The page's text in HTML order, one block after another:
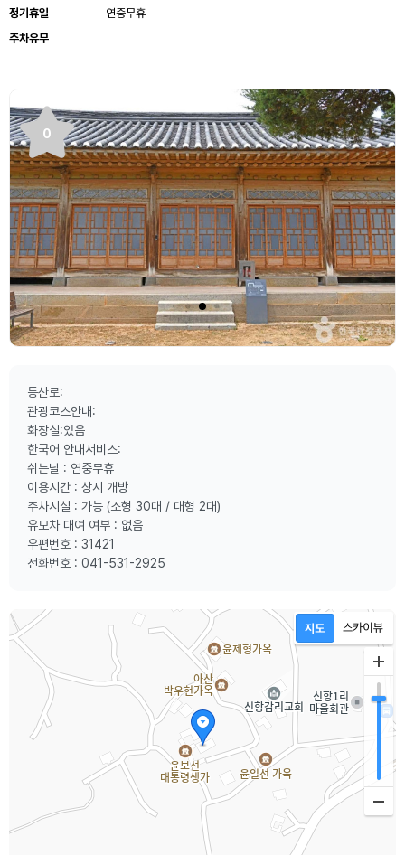
정기휴일
연중무휴
주차유무
0
등산로:
관광코스안내:
화장실:있음
한국어 안내서비스:
쉬는날 : 연중무휴
이용시간 : 상시 개방
주차시설 : 가능 (소형 30대 / 대형 2대)
유모차 대여 여부 : 없음
우편번호 : 31421
전화번호 : 041-531-2925